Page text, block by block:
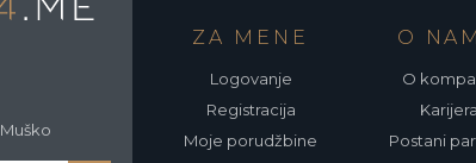
Muško
ZA MENE
Logovanje
Registracija
Moje porudžbine
O
O
Karijera
Postani